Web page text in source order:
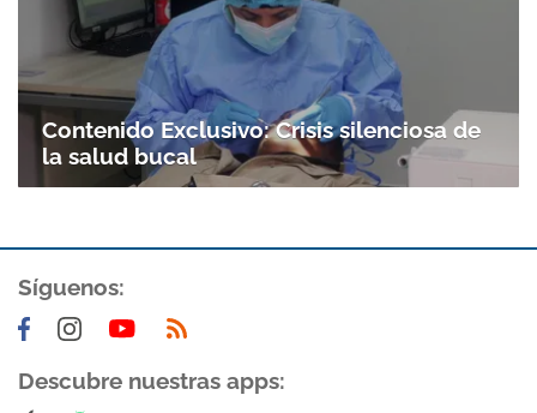
Contenido Exclusivo: Crisis silenciosa de
la salud bucal
Síguenos:
Descubre nuestras apps: